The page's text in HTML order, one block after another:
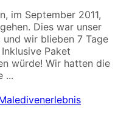
im September 2011,
Dies war unser
wir blieben 7 Tage
Paket
würde! Wir hatten die
...